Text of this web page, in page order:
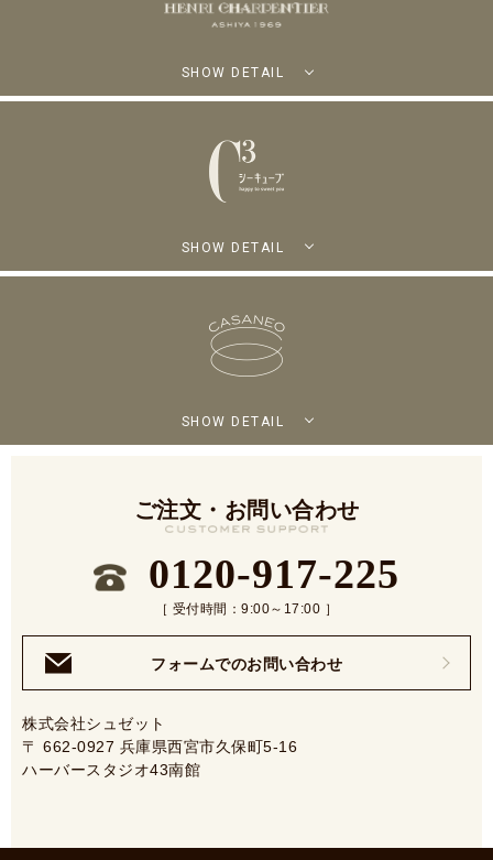
SHOW DETAIL
SHOW DETAIL
SHOW DETAIL
ご注文・お問い合わせ
0120-917-225
［ 受付時間：9:00～17:00 ］
フォームでのお問い合わせ
株式会社シュゼット
〒 662-0927 兵庫県西宮市久保町5-16
ハーバースタジオ43南館